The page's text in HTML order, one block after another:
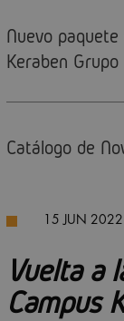
Nuevo
Keraben Grupo
Catálogo de
15 JUN 2022
Vuelta a
Campus